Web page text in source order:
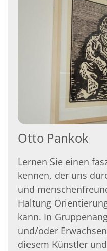
Otto Pankok
Lernen Sie einen
kennen, der uns
und
Haltung
kann. In
und/oder
diesem Künstler